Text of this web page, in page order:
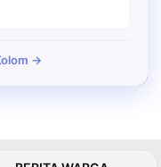
→